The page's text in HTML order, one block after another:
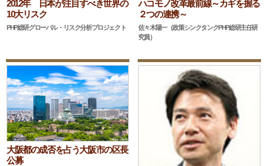
2012年 日本が注目すべき世界の
10大リスク
PHP総研グローバル・リスク分析プロジェクト
ハコモノ改革最前線～カギを握る
２つの連携～
佐々木陽一（政策シンクタンクPHP総研主任研
究員）
大阪都の成否を占う大阪市の区長
公募